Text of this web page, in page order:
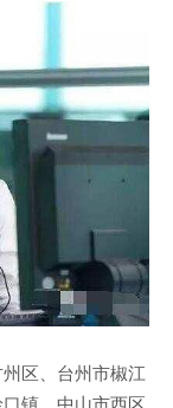
区、台州市椒江
镇、中山市西区